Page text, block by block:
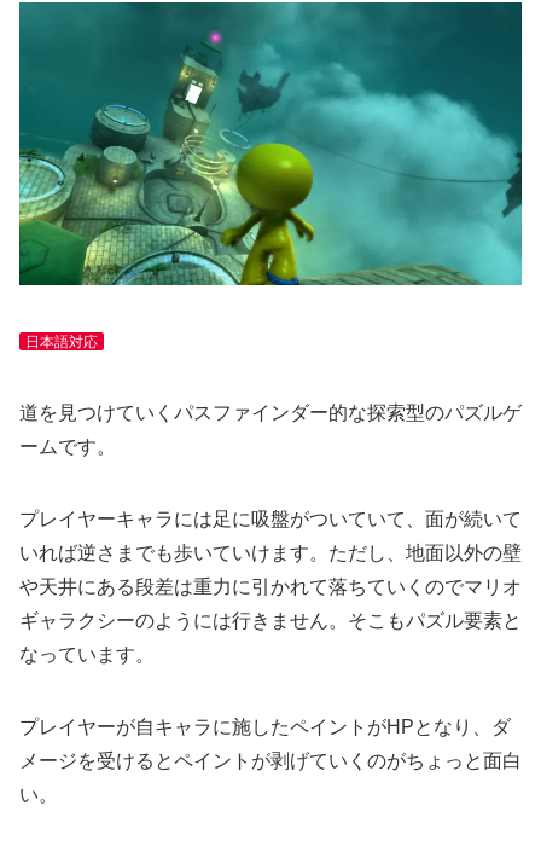
日本語対応
道を見つけていくパスファインダー的な探索型のパズルゲ
ームです。
プレイヤーキャラには足に吸盤がついていて、面が続いて
いれば逆さまでも歩いていけます。ただし、地面以外の壁
や天井にある段差は重力に引かれて落ちていくのでマリオ
ギャラクシーのようには行きません。そこもパズル要素と
なっています。
プレイヤーが自キャラに施したペイントがHPとなり、ダ
メージを受けるとペイントが剥げていくのがちょっと面白
い。